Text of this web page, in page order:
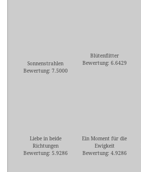
Sonnenstrahlen
Bewertung: 7.5000
Blütenflitter
Bewertung: 6.6429
Liebe in beide
Richtungen
Bewertung: 5.9286
Ein Moment für die
Ewigkeit
Bewertung: 4.9286